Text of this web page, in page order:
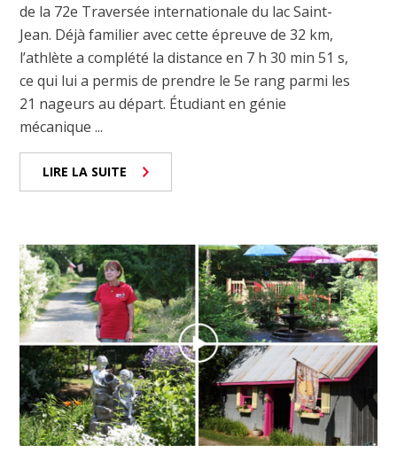
de la 72e Traversée internationale du lac Saint-
Jean. Déjà familier avec cette épreuve de 32 km,
l’athlète a complété la distance en 7 h 30 min 51 s,
ce qui lui a permis de prendre le 5e rang parmi les
21 nageurs au départ. Étudiant en génie
mécanique ...
LIRE LA SUITE